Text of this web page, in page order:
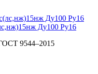
Ду100 Ру16
9544–2015